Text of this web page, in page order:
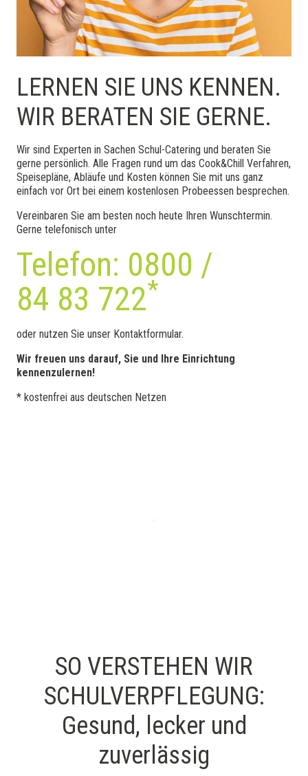
LERNEN SIE UNS KENNEN.
WIR BERATEN SIE GERNE.
Wir sind Experten in Sachen Schul-Catering und beraten Sie
gerne persönlich. Alle Fragen rund um das Cook&Chill Verfahren,
Speisepläne, Abläufe und Kosten können Sie mit uns ganz
einfach vor Ort bei einem kostenlosen Probeessen besprechen.
Vereinbaren Sie am besten noch heute Ihren Wunschtermin.
Gerne telefonisch unter
Telefon: 0800 /
84 83 722*
oder nutzen Sie unser Kontaktformular.
Wir freuen uns darauf, Sie und Ihre Einrichtung
kennenzulernen!
* kostenfrei aus deutschen Netzen
SO VERSTEHEN WIR
SCHULVERPFLEGUNG:
Gesund, lecker und
zuverlässig